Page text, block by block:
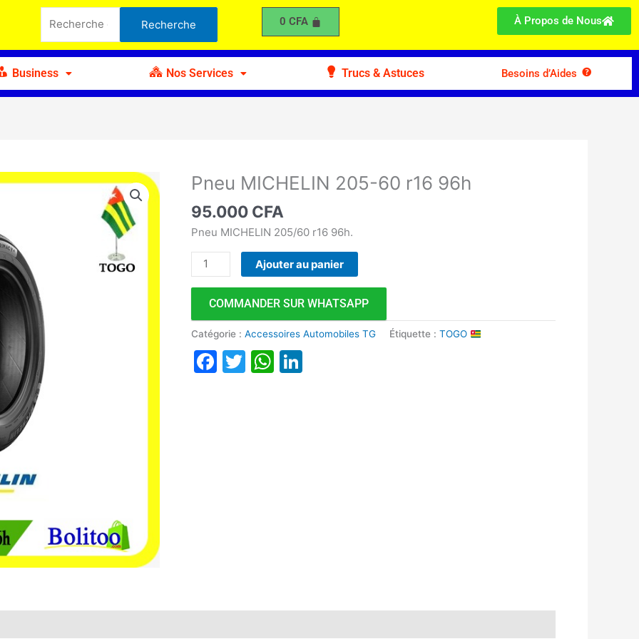
pour :
Recherche 0 CFA À Propos de Nous
Business Nos Services Trucs & Astuces Besoins d’Aides
Pneu MICHELIN 205-60 r16 96h
95.000 CFA
Pneu MICHELIN 205/60 r16 96h.
quantité
Pneu
MICHELIN
96h
Ajouter au panier
COMMANDER SUR WHATSAPP
Catégorie :Accessoires Automobiles TG Étiquette :TOGO
Facebook
TwitterWhatsApp
MICHELIN
r16
96h